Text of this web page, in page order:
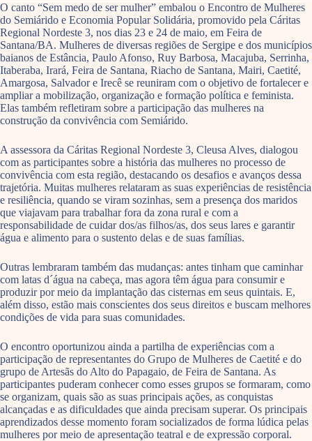
O canto “Sem medo de ser mulher” embalou o Encontro de Mulheres
do Semiárido e Economia Popular Solidária, promovido pela Cáritas
Regional Nordeste 3, nos dias 23 e 24 de maio, em Feira de
Santana/BA. Mulheres de diversas regiões de Sergipe e dos municípios
baianos de Estância, Paulo Afonso, Ruy Barbosa, Macajuba, Serrinha,
Itaberaba, Irará, Feira de Santana, Riacho de Santana, Mairi, Caetité,
Amargosa, Salvador e Irecê se reuniram com o objetivo de fortalecer e
ampliar a mobilização, organização e formação política e feminista.
Elas também refletiram sobre a participação das mulheres na
construção da convivência com Semiárido.
A assessora da Cáritas Regional Nordeste 3, Cleusa Alves, dialogou
com as participantes sobre a história das mulheres no processo de
convivência com esta região, destacando os desafios e avanços dessa
trajetória. Muitas mulheres relataram as suas experiências de resistência
e resiliência, quando se viram sozinhas, sem a presença dos maridos
que viajavam para trabalhar fora da zona rural e com a
responsabilidade de cuidar dos/as filhos/as, dos seus lares e garantir
água e alimento para o sustento delas e de suas famílias.
Outras lembraram também das mudanças: antes tinham que caminhar
com latas d´água na cabeça, mas agora têm água para consumir e
produzir por meio da implantação das cisternas em seus quintais. E,
além disso, estão mais conscientes dos seus direitos e buscam melhores
condições de vida para suas comunidades.
O encontro oportunizou ainda a partilha de experiências com a
participação de representantes do Grupo de Mulheres de Caetité e do
grupo de Artesãs do Alto do Papagaio, de Feira de Santana. As
participantes puderam conhecer como esses grupos se formaram, como
se organizam, quais são as suas principais ações, as conquistas
alcançadas e as dificuldades que ainda precisam superar. Os principais
aprendizados desse momento foram socializados de forma lúdica pelas
mulheres por meio de apresentação teatral e de expressão corporal.